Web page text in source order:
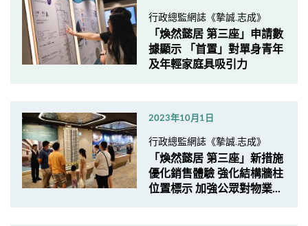
行政總監網誌《摯誠.志成》
「煥然懿居 第三座」申請數
據顯示 「首置」對單身青年
及年輕家庭具吸引力
2023年10月1日
行政總監網誌《摯誠.志成》
「煥然懿居 第三座」新措施
優化銷售體驗 強化結構牆柱
位置標示 加強公眾對物業...